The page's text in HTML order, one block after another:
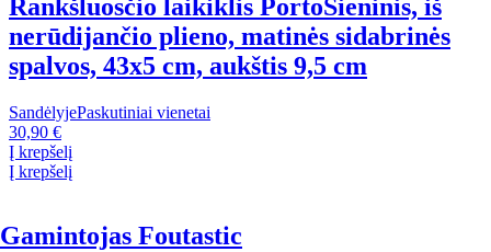
Rankšluosčio laikiklis PortoSieninis, iš
nerūdijančio plieno, matinės sidabrinės
spalvos, 43x5 cm, aukštis 9,5 cm
SandėlyjePaskutiniai vienetai
30,90 €
Į krepšelį
Į krepšelį
Gamintojas Foutastic